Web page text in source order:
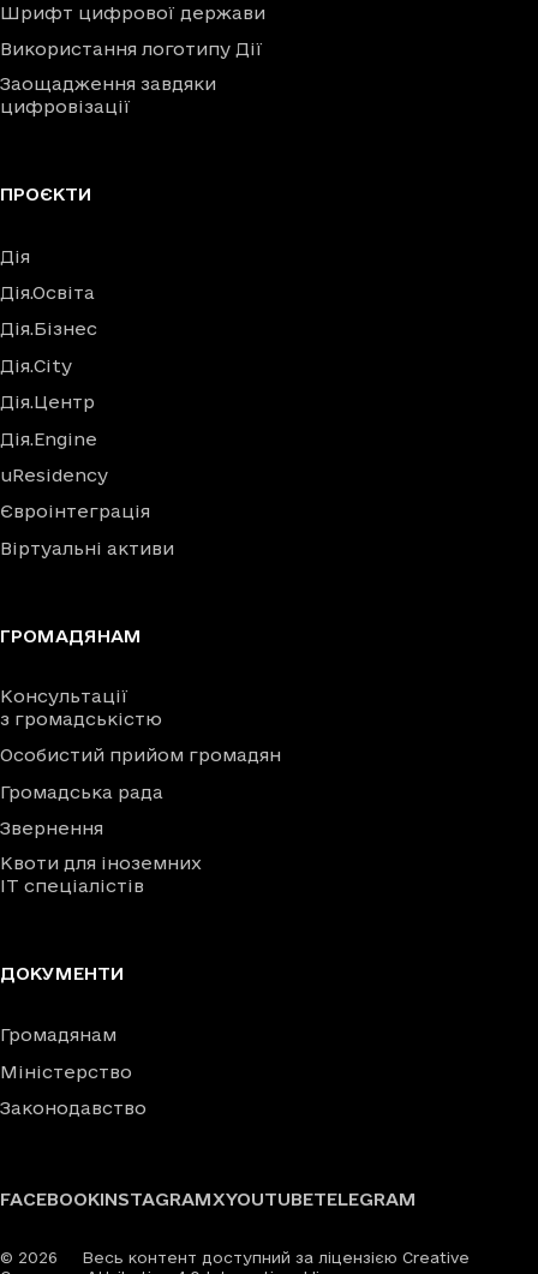
Шрифт цифрової держави
Використання логотипу Дії
Заощадження завдяки
цифровізації
ПРОЄКТИ
Дія
Дія.Освіта
Дія.Бізнес
Дія.City
Дія.Центр
Дія.Engine
uResidency
Євроінтеграція
Віртуальні активи
ГРОМАДЯНАМ
Консультації
з громадськістю
Особистий прийом громадян
Громадська рада
Звернення
Квоти для іноземних
IT спеціалістів
ДОКУМЕНТИ
Громадянам
Міністерство
Законодавство
FACEBOOKINSTAGRAMXYOUTUBETELEGRAM
© 2026
Весь контент доступний за ліцензією Creative